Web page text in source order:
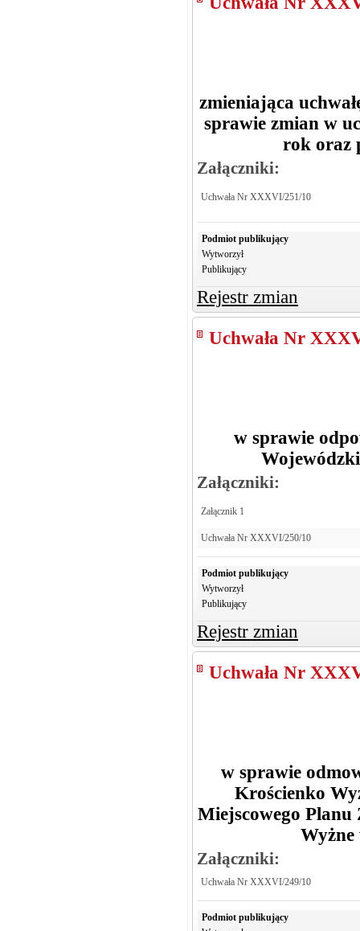
zmieniająca
sprawie zmian w
rok oraz
Załączniki:
Uchwała Nr XXXVI/251/10
Podmiot publikujący
Wytworzył
Publikujący
Rejestr zmian
Uchwała Nr
w sprawie
Załączniki:
Załącznik 1
Uchwała Nr XXXVI/250/10
Podmiot publikujący
Wytworzył
Publikujący
Rejestr zmian
Uchwała Nr
w sprawie
Krościenko
Miejscowego Planu
Wyżne
Załączniki:
Uchwała Nr XXXVI/249/10
Podmiot publikujący